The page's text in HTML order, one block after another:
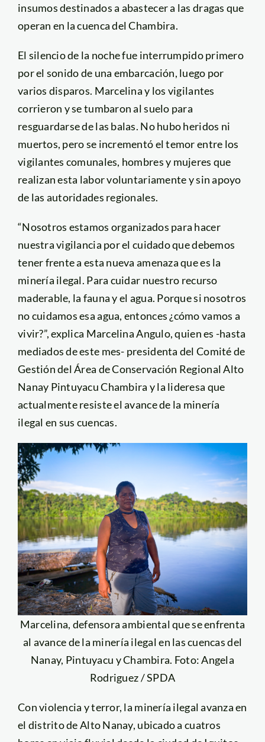
insumos destinados a abastecer a las dragas que
operan en la cuenca del Chambira.
El silencio de la noche fue interrumpido primero
por el sonido de una embarcación, luego por
varios disparos. Marcelina y los vigilantes
corrieron y se tumbaron al suelo para
resguardarse de las balas. No hubo heridos ni
muertos, pero se incrementó el temor entre los
vigilantes comunales, hombres y mujeres que
realizan esta labor voluntariamente y sin apoyo
de las autoridades regionales.
“Nosotros estamos organizados para hacer
nuestra vigilancia por el cuidado que debemos
tener frente a esta nueva amenaza que es la
minería ilegal. Para cuidar nuestro recurso
maderable, la fauna y el agua. Porque si nosotros
no cuidamos esa agua, entonces ¿cómo vamos a
vivir?”, explica Marcelina Angulo, quien es -hasta
mediados de este mes- presidenta del Comité de
Gestión del Área de Conservación Regional Alto
Nanay Pintuyacu Chambira y la lideresa que
actualmente resiste el avance de la minería
ilegal en sus cuencas.
Marcelina, defensora ambiental que se enfrenta
al avance de la minería ilegal en las cuencas del
Nanay, Pintuyacu y Chambira. Foto: Angela
Rodriguez / SPDA
Con violencia y terror, la minería ilegal avanza en
el distrito de Alto Nanay, ubicado a cuatros